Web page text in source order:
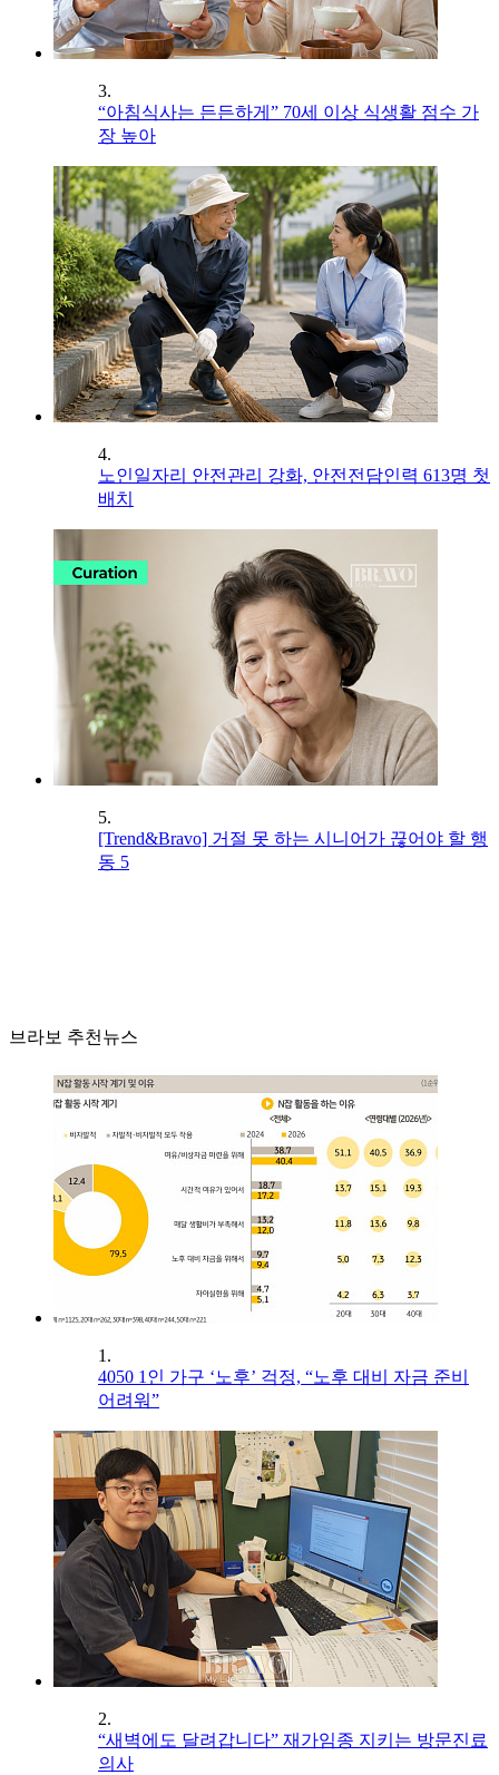
3.
“아침식사는 든든하게” 70세 이상 식생활 점수 가
장 높아
4.
노인일자리 안전관리 강화, 안전전담인력 613명 첫
배치
5.
[Trend&Bravo] 거절 못 하는 시니어가 끊어야 할 행
동 5
브라보 추천뉴스
1.
4050 1인 가구 ‘노후’ 걱정, “노후 대비 자금 준비
어려워”
2.
“새벽에도 달려갑니다” 재가임종 지키는 방문진료
의사